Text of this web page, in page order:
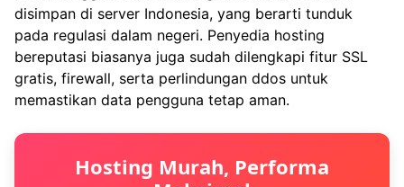
disimpan di server Indonesia, yang berarti tunduk
pada regulasi dalam negeri. Penyedia hosting
bereputasi biasanya juga sudah dilengkapi fitur SSL
gratis, firewall, serta perlindungan ddos untuk
memastikan data pengguna tetap aman.
Hosting Murah, Performa